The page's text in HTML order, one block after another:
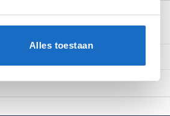
Alles toestaan